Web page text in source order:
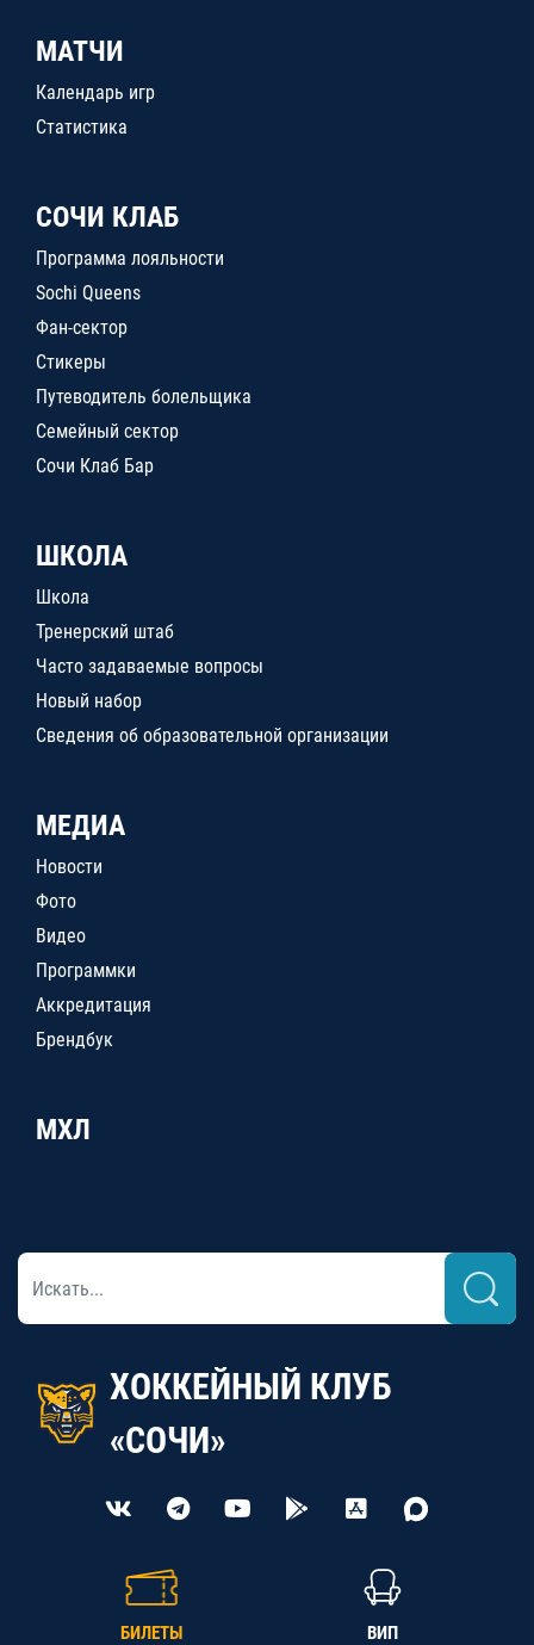
МАТЧИ
Календарь игр
Статистика
СОЧИ КЛАБ
Программа лояльности
Sochi Queens
Фан-сектор
Стикеры
Путеводитель болельщика
Семейный сектор
Сочи Клаб Бар
ШКОЛА
Школа
Тренерский штаб
Часто задаваемые вопросы
Новый набор
Сведения об образовательной организации
МЕДИА
Новости
Фото
Видео
Программки
Аккредитация
Брендбук
МХЛ
ХОККЕЙНЫЙ КЛУБ
«СОЧИ»
БИЛЕТЫ ВИП